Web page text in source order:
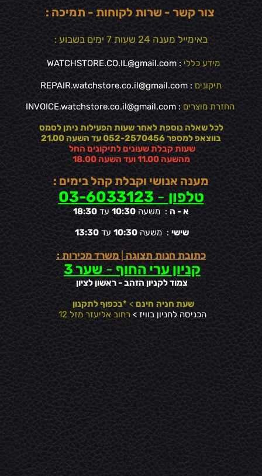
צור קשר - שרות לקוחות - תמיכה :
באימייל מענה 24 שעות 7 ימים בשבוע :
מידע כללי :
WATCHSTORE.CO.IL@gmail.com
תיקונים : REPAIR.watchstore.co.il@gmail.com
החזרת מוצרים :
INVOICE.watchstore.co.il@gmail.com
לכל שאלה נוספת לאחר שעות הפעילות ניתן לסמס
בווצאפ למספר 052-2570456 עד השעה 21.00
שעות קבלת שעונים לתיקונים החל
מהשעה 11.00 ועד השעה 18.00
מענה אנושי וקבלת קהל בימים :
טלפון -
03-6033123
א - ה : משעה10:30 עד 18:30
שישי : משעה10:30 עד13:30
כתובת חנות תצוגה |משרד מכירות :
קניון ערי החוף-שער 3
צמוד לקניון הזהב - ראשון לציון
שעת חניה חינם> *בכפוף לתקנון
הכניסה לחניון בוויז > רחוב אליעזר מזל 12